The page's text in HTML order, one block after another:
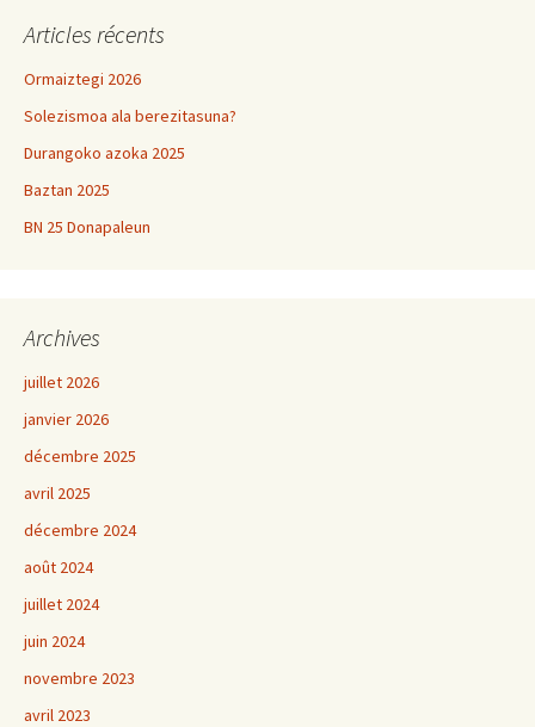
Articles récents
Ormaiztegi 2026
Solezismoa ala berezitasuna?
Durangoko azoka 2025
Baztan 2025
BN 25 Donapaleun
Archives
juillet 2026
janvier 2026
décembre 2025
avril 2025
décembre 2024
août 2024
juillet 2024
juin 2024
novembre 2023
avril 2023